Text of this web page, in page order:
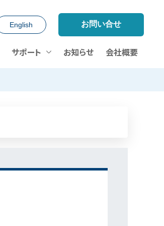
English お問い合せ
サポート お知らせ 会社概要